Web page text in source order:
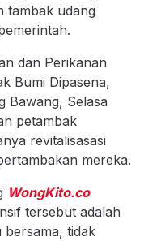
tambak udang
dan Perikanan
Bumi Dipasena,
Bawang, Selasa
petambak
revitalisasasi
mereka.
WongKito.co
tersebut adalah
bersama, tidak